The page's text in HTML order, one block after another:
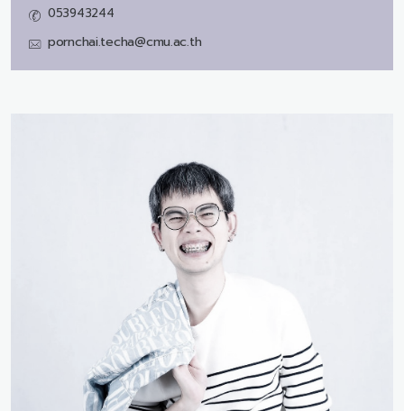
053943244
pornchai.techa@cmu.ac.th